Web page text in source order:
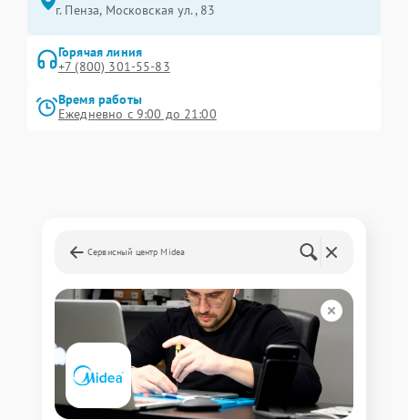
г. Пенза, Московская ул., 83
Горячая линия
+7 (800) 301-55-83
Время работы
Ежедневно с 9:00 до 21:00
Сервисный центр Midea